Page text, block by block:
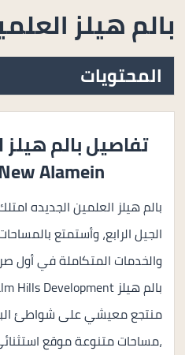
بالم هيلز
المحتويات
تفاصيل بالم
Alamein
بالم هيلز العلمين الجديده
الجيل الرابع، وأستمتع
والخدمات المتكاملة في أول
منتجع معيشي على شواطئ
،مساحات متنوعة موقع